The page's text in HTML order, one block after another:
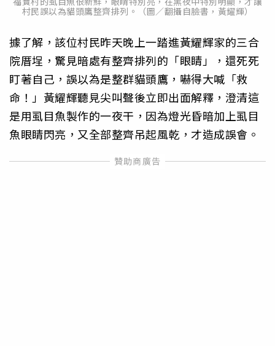
村民誤以為貓頭鷹整齊排列。（圖／翻攝自臉書，黃耀輝）
據了解，該位村民昨天晚上一踏進黃耀輝家的三合
院厝埕，驚見暗處有整齊排列的「眼睛」，還死死
盯著自己，誤以為是整群貓頭鷹，嚇得大喊「救
命！」黃耀輝聽見尖叫聲後立即出面解釋，澄清這
是用虱目魚製作的一夜干，因為燈光昏暗加上虱目
魚眼睛閃亮，又全部整齊吊起風乾，才造成誤會。